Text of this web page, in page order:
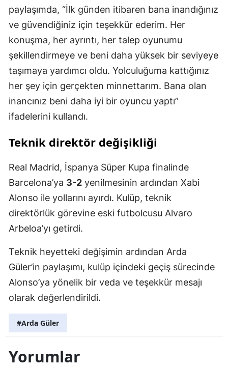
paylaşımda, “İlk günden itibaren bana inandığınız
ve güvendiğiniz için teşekkür ederim. Her
konuşma, her ayrıntı, her talep oyunumu
şekillendirmeye ve beni daha yüksek bir seviyeye
taşımaya yardımcı oldu. Yolculuğuma kattığınız
her şey için gerçekten minnettarım. Bana olan
inancınız beni daha iyi bir oyuncu yaptı”
ifadelerini kullandı.
Teknik direktör değişikliği
Real Madrid, İspanya Süper Kupa finalinde
Barcelona’ya 3-2 yenilmesinin ardından Xabi
Alonso ile yollarını ayırdı. Kulüp, teknik
direktörlük görevine eski futbolcusu Alvaro
Arbeloa’yı getirdi.
Teknik heyetteki değişimin ardından Arda
Güler’in paylaşımı, kulüp içindeki geçiş sürecinde
Alonso’ya yönelik bir veda ve teşekkür mesajı
olarak değerlendirildi.
#Arda Güler
Yorumlar